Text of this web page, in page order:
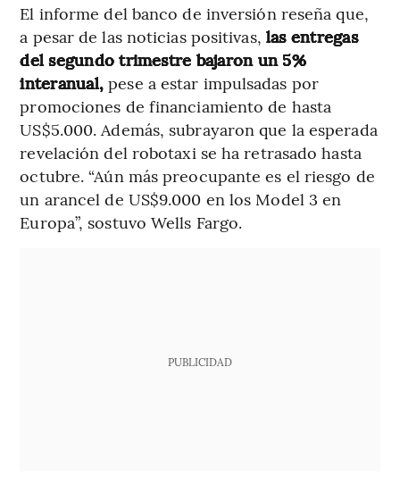
El informe del banco de inversión reseña que,
a pesar de las noticias positivas, las entregas
del segundo trimestre bajaron un 5%
interanual,pese a estar impulsadas por
promociones de financiamiento de hasta
US$5.000. Además, subrayaron que la esperada
revelación del robotaxi se ha retrasado hasta
octubre. “Aún más preocupante es el riesgo de
un arancel de US$9.000 en los Model 3 en
Europa”, sostuvo Wells Fargo.
PUBLICIDAD